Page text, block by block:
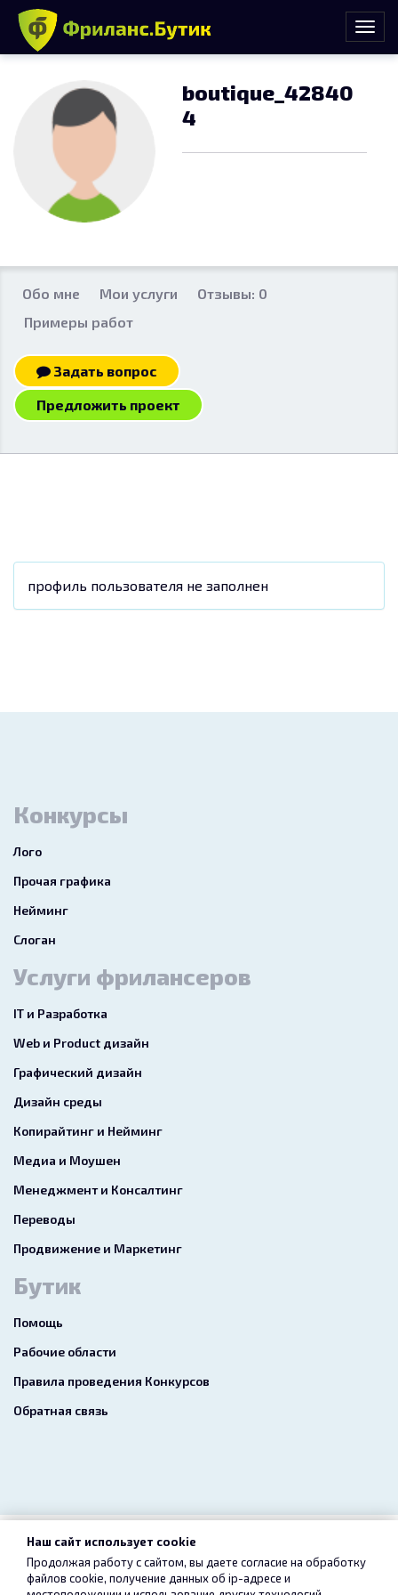
boutique_42840
4
Обо мне Мои услуги
Отзывы: 0
Примеры работ
Задать вопрос
Предложить проект
профиль пользователя не заполнен
Конкурсы
Лого
Прочая графика
Нейминг
Слоган
Услуги фрилансеров
IT и Разработка
Web и Product дизайн
Графический дизайн
Дизайн среды
Копирайтинг и Нейминг
Медиа и Моушен
Менеджмент и Консалтинг
Переводы
Продвижение и Маркетинг
Бутик
Помощь
Рабочие области
Правила проведения Конкурсов
Обратная связь
2026 freelance.boutique
Пользовательское соглашение Конфиденциальность
Наш сайт использует cookie
Продолжая работу с сайтом, вы даете согласие на обработку
файлов cookie, получение данных об ip-адресе и